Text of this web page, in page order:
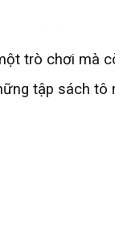
trò chơi mà
tập sách tô